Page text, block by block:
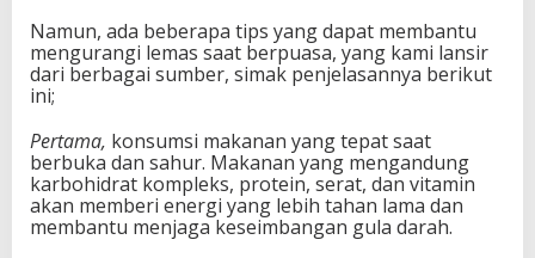
Namun, ada beberapa tips yang dapat membantu
mengurangi lemas saat berpuasa, yang kami lansir
dari berbagai sumber, simak penjelasannya berikut
ini;
Pertama, konsumsi makanan yang tepat saat
berbuka dan sahur. Makanan yang mengandung
karbohidrat kompleks, protein, serat, dan vitamin
akan memberi energi yang lebih tahan lama dan
membantu menjaga keseimbangan gula darah.